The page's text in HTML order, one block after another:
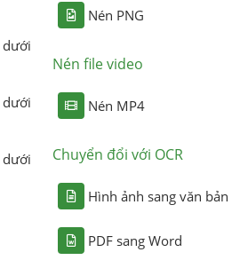
dưới
dưới
dưới
Nén PNG
Nén file video
Nén MP4
Chuyển đổi với OCR
Hình ảnh sang văn bản
PDF sang Word